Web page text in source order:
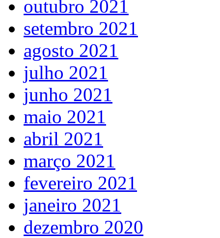
outubro 2021
setembro 2021
agosto 2021
julho 2021
junho 2021
maio 2021
abril 2021
março 2021
fevereiro 2021
janeiro 2021
dezembro 2020